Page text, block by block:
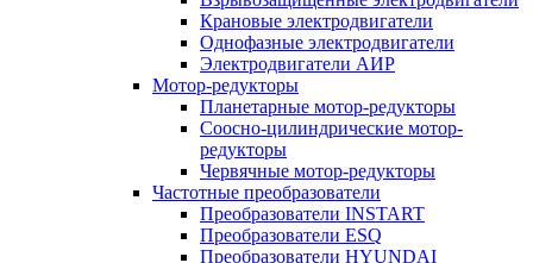
Крановые электродвигатели
Однофазные электродвигатели
Электродвигатели АИР
Мотор-редукторы
Планетарные мотор-редукторы
Соосно-цилиндрические мотор-
редукторы
Червячные мотор-редукторы
Частотные преобразователи
Преобразователи INSTART
Преобразователи ESQ
Преобразователи HYUNDAI